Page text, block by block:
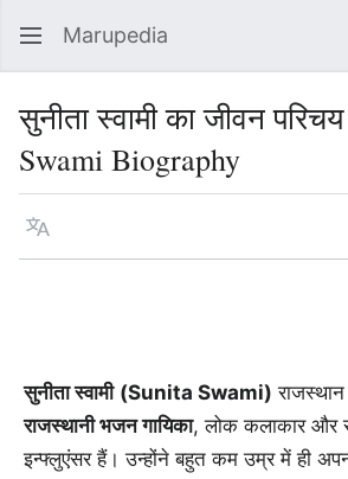
Marupedia
सुनीता स्वामी का जीवन
Swami Biography
Language
सुनीता स्वामी (Sunita Swami)
राजस्थानी भजन गायिका, लोक कलाकार और
इन्फ्लुएंसर हैं। उन्होंने बहुत कम उम्र में ही